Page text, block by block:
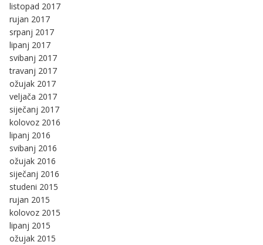
listopad 2017
rujan 2017
srpanj 2017
lipanj 2017
svibanj 2017
travanj 2017
ožujak 2017
veljača 2017
siječanj 2017
kolovoz 2016
lipanj 2016
svibanj 2016
ožujak 2016
siječanj 2016
studeni 2015
rujan 2015
kolovoz 2015
lipanj 2015
ožujak 2015